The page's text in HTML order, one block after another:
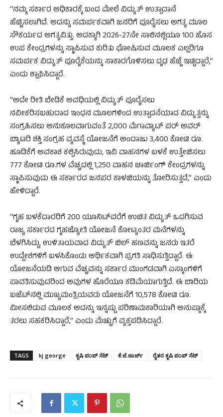
“ನಮ್ಮ ಸರ್ಕಾರ ಅಧಿಕಾರಕ್ಕೆ ಬಂದ ಮೇಲೆ ವಿದ್ಯುತ್ ಉತ್ಪಾದಾನೆ
ಹೆಚ್ಚಿಸಲಾಗಿದೆ. ಅದನ್ನು ಸಮರ್ಪಕವಾಗಿ ಜನರಿಗೆ ಪೂರೈಸಲು ಅಗತ್ಯ ಮೂಲ
ಸೌಕರ್ಯದ ಅಗತ್ಯವಿತ್ತು. ಅದಕ್ಕಾಗಿ 2026-27ನೇ ಸಾಲಿನಲ್ಲಿಯೂ 100 ಹೊಸ
ಉಪ ಕೇಂದ್ರಗಳನ್ನು ಸ್ಥಾಪಿಸುವ ಕುರಿತು ಘೋಷಿಸುವ ಮೂಲಕ ಎಲ್ಲರಿಗೂ
ಸಮರ್ಪಕ ವಿದ್ಯುತ್ ಪೂರೈಕೆಯನ್ನು ಸಾಕಾರಗೊಳಿಸಲು ದೃಢ ಹೆಜ್ಜೆ ಇಟ್ಟಿದ್ದಾರೆ,”
ಎಂದು ಶ್ಲಾಘಿಸಿದ್ದಾರೆ.
“ಅದೇ ರೀತಿ ಬೇಡಿಕೆ ಅವಧಿಯಲ್ಲಿ ವಿದ್ಯುತ್ ಪೂರೈಸಲು
ನವೀಕರಿಸಬಹುದಾದ ಇಂಧನ ಮೂಲಗಳಿಂದ ಉತ್ಪಾದನೆಯಾದ ವಿದ್ಯುತ್ತನ್ನು
ಸಂಗ್ರಹಿಸಲು ಅನುಕೂಲವಾಗುವಂತೆ 2,000 ಮೆಗಾವ್ಯಾಟ್‌ ಪರ್ ಅವರ್
ಬ್ಯಾಟರಿ ಶಕ್ತಿ ಸಂಗ್ರಹ ವ್ಯವಸ್ಥೆ ಯೋಜನೆಗೆ ಅಂದಾಜು 3,400 ಕೋಟಿ ರೂ.
ಹೂಡಿಕೆಗೆ ಅವಕಾಶ ಕಲ್ಪಿಸಿರುವುದು, ಇವಿ ವಾಹನಗಳ ಬಳಕೆ ಉತ್ತೇಜಿಸಲು
777 ಕೋಟಿ ರೂ.ಗಳ ವೆಚ್ಚದಲ್ಲಿ 1,250 ವಾಹನ ಚಾರ್ಜಿಂಗ್ ಕೇಂದ್ರಗಳನ್ನು
ಸ್ಥಾಪಿಸುವುದು ಈ ಸರ್ಕಾರದ ಜನಪರ ಕಾಳಜಿಯನ್ನು ತೋರಿಸುತ್ತದೆ,” ಎಂದು
ಹೇಳಿದ್ದಾರೆ.
“ಗೃಹ ಬಳಕೆದಾರರಿಗೆ 200 ಯೂನಿಟ್‌ವರೆಗೆ ಉಚಿತ ವಿದ್ಯುತ್ ಒದಗಿಸುವ
ರಾಜ್ಯ ಸರ್ಕಾರದ ಗೃಹಜ್ಯೋತಿ ಯೋಜನೆ ಕೋಟ್ಯಂತರ ಮನೆಗಳನ್ನು
ಬೆಳಗಿಸಿದ್ದು, ಉಳಿತಾಯವಾದ ವಿದ್ಯುತ್ ಬಿಲ್‌ ಹಣವನ್ನು ಜನರು ಇತರೆ
ಉದ್ದೇಶಗಳಿಗೆ ಬಳಸಿಕೊಂಡು ಆರ್ಥಿಕವಾಗಿ ಪ್ರಗತಿ ಸಾಧಿಸುತ್ತಿದ್ದಾರೆ. ಈ
ಯೋಜನೆಯಡಿ ಆಗುವ ವೆಚ್ಚವನ್ನು ಸರ್ಕಾರ ಮುಂಗಡವಾಗಿ ಎಸ್ಕಾಂಗಳಿಗೆ
ಪಾವತಿಸುವುದರಿಂದ ಅವುಗಳ ಹೊರೆಯೂ ಕಡಿಮೆಯಾಗುತ್ತಿದೆ. ಈ ಬಾರಿಯ
ಬಜೆಟ್‌ನಲ್ಲಿ ಮುಖ್ಯಮಂತ್ರಿಯವರು ಯೋಜನೆಗೆ 10,578 ಕೋಟಿ ರೂ.
ಮೀಸಲಿಡುವ ಮೂಲಕ ಅದನ್ನು ಇನ್ನಷ್ಟು ಪರಿಣಾಮಕಾರಿಯಾಗಿ ಅನುಷ್ಠಾಕ್ಕೆ
ತರಲು ಸಹಕರಿಸಿದ್ದಾರೆ,” ಎಂದು ಮೆಚ್ಚುಗೆ ವ್ಯಕ್ತಪಡಿಸಿದ್ದಾರೆ.
TAGS kj george ಕೃಷಿ ಪಂಪ್ ಸೆಟ್‌ ಕೆ.ಜೆ.ಜಾರ್ಜ್ ರೈತರ ಕೃಷಿ ಪಂಪ್ ಸೆಟ್‌